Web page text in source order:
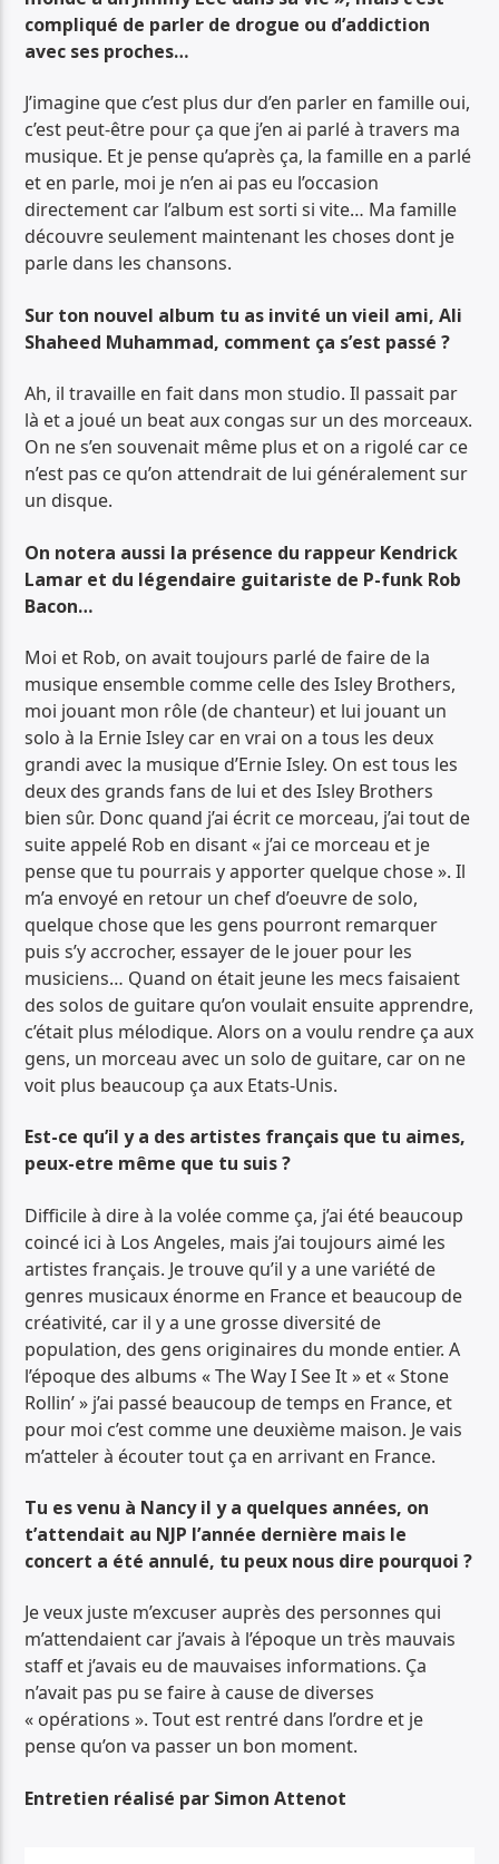
compliqué de parler de drogue ou d’addiction
avec ses proches…
J’imagine que c’est plus dur d’en parler en famille oui,
c’est peut-être pour ça que j’en ai parlé à travers ma
musique. Et je pense qu’après ça, la famille en a parlé
et en parle, moi je n’en ai pas eu l’occasion
directement car l’album est sorti si vite… Ma famille
découvre seulement maintenant les choses dont je
parle dans les chansons.
Sur ton nouvel album tu as invité un vieil ami, Ali
Shaheed Muhammad, comment ça s’est passé ?
Ah, il travaille en fait dans mon studio. Il passait par
là et a joué un beat aux congas sur un des morceaux.
On ne s’en souvenait même plus et on a rigolé car ce
n’est pas ce qu’on attendrait de lui généralement sur
un disque.
On notera aussi la présence du rappeur Kendrick
Lamar et du légendaire guitariste de P-funk Rob
Bacon…
Moi et Rob, on avait toujours parlé de faire de la
musique ensemble comme celle des Isley Brothers,
moi jouant mon rôle (de chanteur) et lui jouant un
solo à la Ernie Isley car en vrai on a tous les deux
grandi avec la musique d’Ernie Isley. On est tous les
deux des grands fans de lui et des Isley Brothers
bien sûr. Donc quand j’ai écrit ce morceau, j’ai tout de
suite appelé Rob en disant « j’ai ce morceau et je
pense que tu pourrais y apporter quelque chose ». Il
m’a envoyé en retour un chef d’oeuvre de solo,
quelque chose que les gens pourront remarquer
puis s’y accrocher, essayer de le jouer pour les
musiciens… Quand on était jeune les mecs faisaient
des solos de guitare qu’on voulait ensuite apprendre,
c’était plus mélodique. Alors on a voulu rendre ça aux
gens, un morceau avec un solo de guitare, car on ne
voit plus beaucoup ça aux Etats-Unis.
Est-ce qu’il y a des artistes français que tu aimes,
peux-etre même que tu suis ?
Difficile à dire à la volée comme ça, j’ai été beaucoup
coincé ici à Los Angeles, mais j’ai toujours aimé les
artistes français. Je trouve qu’il y a une variété de
genres musicaux énorme en France et beaucoup de
créativité, car il y a une grosse diversité de
population, des gens originaires du monde entier. A
l’époque des albums « The Way I See It » et « Stone
Rollin’ » j’ai passé beaucoup de temps en France, et
pour moi c’est comme une deuxième maison. Je vais
m’atteler à écouter tout ça en arrivant en France.
Tu es venu à Nancy il y a quelques années, on
t’attendait au NJP l’année dernière mais le
concert a été annulé, tu peux nous dire pourquoi ?
Je veux juste m’excuser auprès des personnes qui
m’attendaient car j’avais à l’époque un très mauvais
staff et j’avais eu de mauvaises informations. Ça
n’avait pas pu se faire à cause de diverses
« opérations ». Tout est rentré dans l’ordre et je
pense qu’on va passer un bon moment.
Entretien réalisé par Simon Attenot